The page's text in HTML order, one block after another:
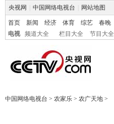
央视网 中国网络电视台 网站地图
首页 新闻 经济 体育 综艺 春晚
电视
频道大全 栏目大全 节目大全
中国网络电视台 > 农家乐 > 农广天地 >